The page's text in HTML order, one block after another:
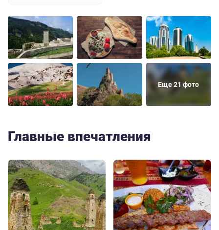
Еще 21 фото
Главные впечатления